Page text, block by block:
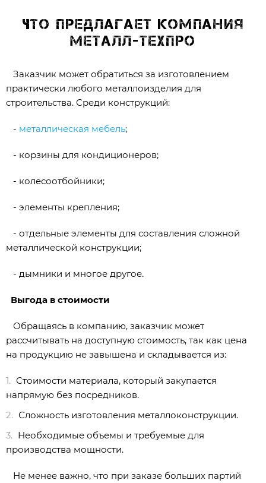
Что предлагает компания
Металл-ТехПро
Заказчик может обратиться за изготовлением
практически любого металлоизделия для
строительства. Среди конструкций:
- металлическая мебель;
- корзины для кондиционеров;
- колесоотбойники;
- элементы крепления;
- отдельные элементы для составления сложной
металлической конструкции;
- дымники и многое другое.
Выгода в стоимости
Обращаясь в компанию, заказчик может
рассчитывать на доступную стоимость, так как цена
на продукцию не завышена и складывается из:
Стоимости материала, который закупается
напрямую без посредников.
Сложность изготовления металлоконструкции.
Необходимые объемы и требуемые для
производства мощности.
Не менее важно, что при заказе больших партий